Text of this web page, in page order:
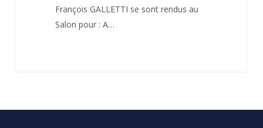
François GALLETTI se sont rendus au
Salon pour : A…